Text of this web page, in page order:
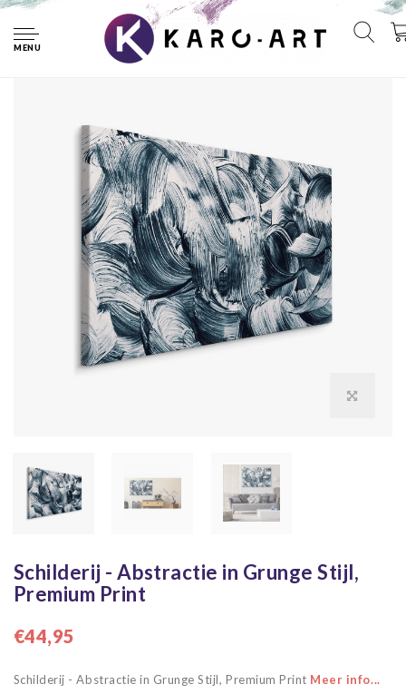
MENU
Schilderij - Abstractie in Grunge Stijl, Premium Print
Schilderij - Abstractie in Grunge Stijl,
Premium Print
€44,95
Schilderij - Abstractie in Grunge Stijl, Premium Print Meer info...